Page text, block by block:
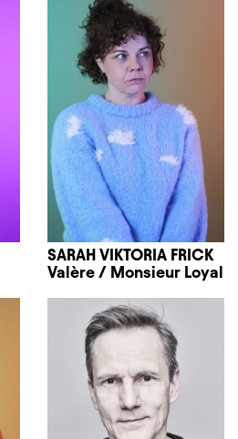
SARAH VIKTORIA FRICK
Valère / Monsieur Loyal